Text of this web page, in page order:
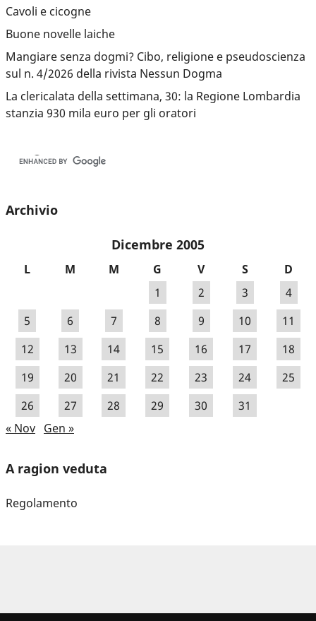
Cavoli e cicogne
Buone novelle laiche
Mangiare senza dogmi? Cibo, religione e pseudoscienza
sul n. 4/2026 della rivista Nessun Dogma
La clericalata della settimana, 30: la Regione Lombardia
stanzia 930 mila euro per gli oratori
Archivio
Dicembre 2005
L M M G V S
D
1
2 3
4
5
6 7 8 9 10
11
12
13 14 15 16 17
18
19
20 21 22 23 24
25
26
27 28 29 30
31
« Nov Gen »
A ragion veduta
Regolamento